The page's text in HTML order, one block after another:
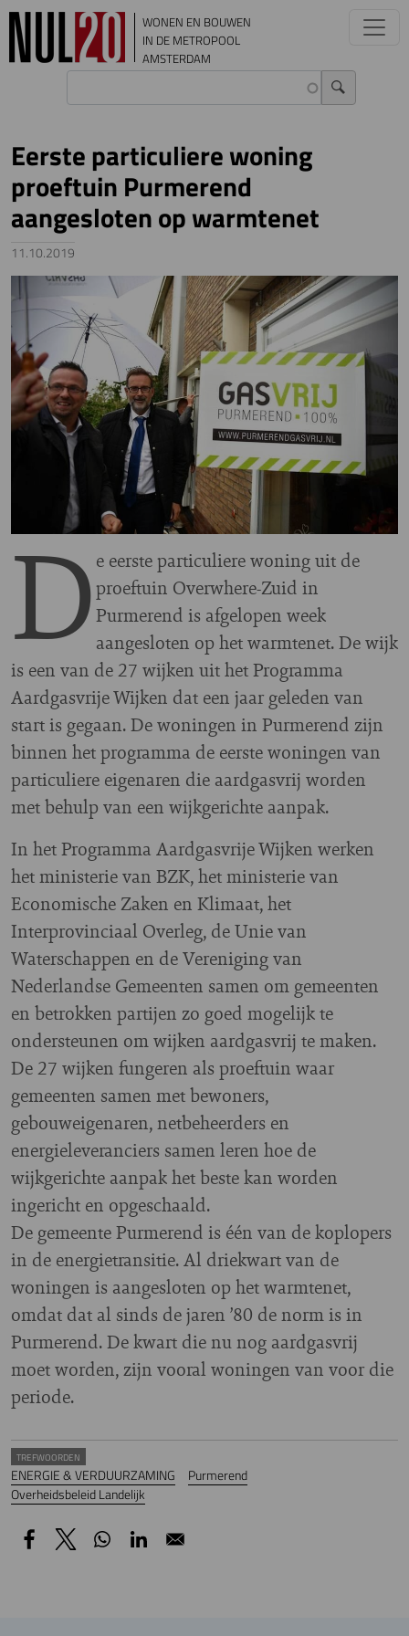
Overslaan en naar de inhoud gaan
WONEN EN BOUWEN
IN DE METROPOOL
AMSTERDAM
Eerste particuliere woning
proeftuin Purmerend
aangesloten op warmtenet
11.10.2019
D e eerste particuliere woning uit de
proeftuin Overwhere-Zuid in
Purmerend is afgelopen week
aangesloten op het warmtenet. De wijk
is een van de 27 wijken uit het Programma
Aardgasvrije Wijken dat een jaar geleden van
start is gegaan. De woningen in Purmerend zijn
binnen het programma de eerste woningen van
particuliere eigenaren die aardgasvrij worden
met behulp van een wijkgerichte aanpak.
In het Programma Aardgasvrije Wijken werken
het ministerie van BZK, het ministerie van
Economische Zaken en Klimaat, het
Interprovinciaal Overleg, de Unie van
Waterschappen en de Vereniging van
Nederlandse Gemeenten samen om gemeenten
en betrokken partijen zo goed mogelijk te
ondersteunen om wijken aardgasvrij te maken.
De 27 wijken fungeren als proeftuin waar
gemeenten samen met bewoners,
gebouweigenaren, netbeheerders en
energieleveranciers samen leren hoe de
wijkgerichte aanpak het beste kan worden
ingericht en opgeschaald.
De gemeente Purmerend is één van de koplopers
in de energietransitie. Al driekwart van de
woningen is aangesloten op het warmtenet,
omdat dat al sinds de jaren ’80 de norm is in
Purmerend. De kwart die nu nog aardgasvrij
moet worden, zijn vooral woningen van voor die
periode.
TREFWOORDEN
ENERGIE & VERDUURZAMING
Purmerend
Overheidsbeleid Landelijk